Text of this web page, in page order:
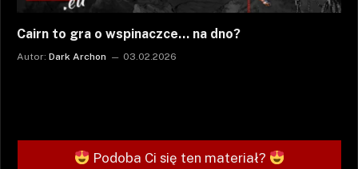
Cairn to gra o wspinaczce… na dno?
Autor: Dark Archon 03.02.2026
Podoba Ci się ten materiał?